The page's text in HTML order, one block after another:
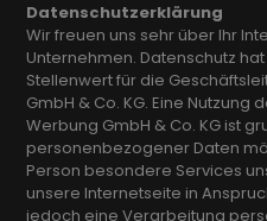
Datenschutzerklärung
Wir freuen uns sehr über Ihr
Unternehmen. Datenschutz
Stellenwert für die
GmbH & Co. KG. Eine
Werbung GmbH & Co. KG ist
personenbezogener Daten
Person besondere Services
unsere Internetseite in
jedoch eine Verarbeitung